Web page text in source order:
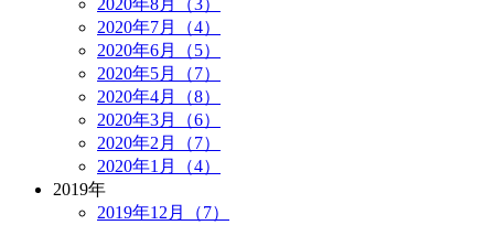
2020年8月（3）
2020年7月（4）
2020年6月（5）
2020年5月（7）
2020年4月（8）
2020年3月（6）
2020年2月（7）
2020年1月（4）
2019年
2019年12月（7）